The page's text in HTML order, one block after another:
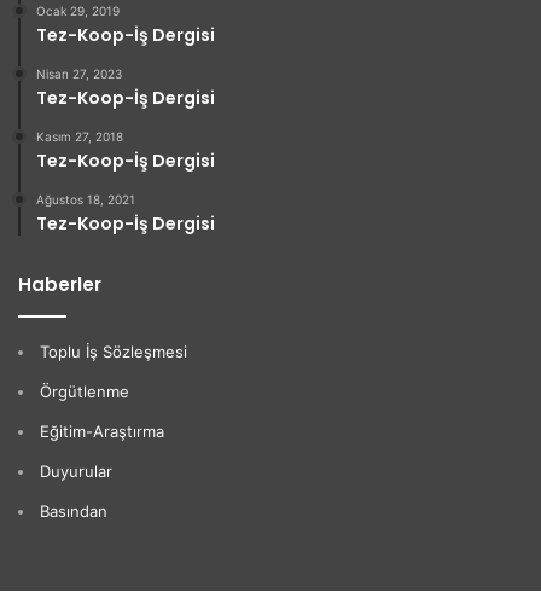
Ocak 29, 2019
Tez-Koop-İş Dergisi
Nisan 27, 2023
Tez-Koop-İş Dergisi
Kasım 27, 2018
Tez-Koop-İş Dergisi
Ağustos 18, 2021
Tez-Koop-İş Dergisi
Haberler
Toplu İş Sözleşmesi
Örgütlenme
Eğitim-Araştırma
Duyurular
Basından